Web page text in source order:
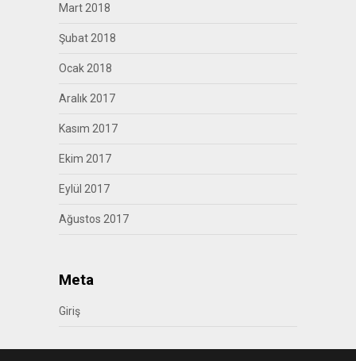
Mart 2018
Şubat 2018
Ocak 2018
Aralık 2017
Kasım 2017
Ekim 2017
Eylül 2017
Ağustos 2017
Meta
Giriş